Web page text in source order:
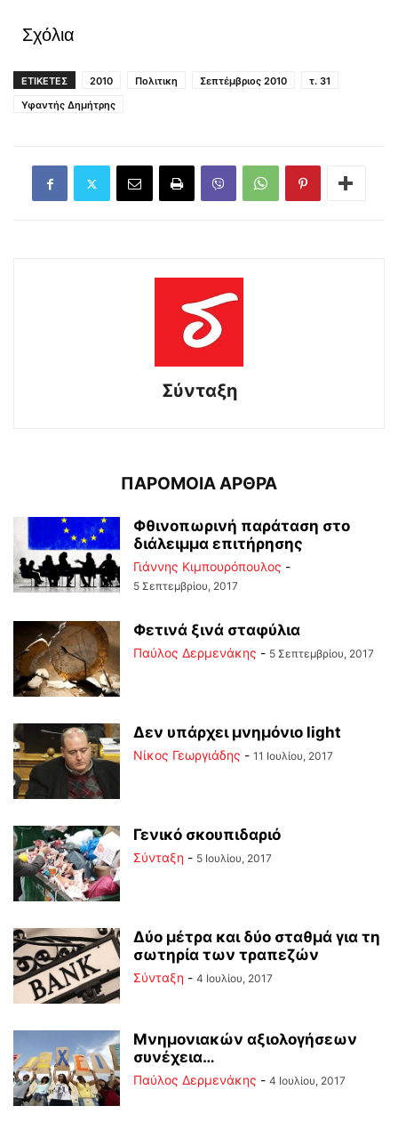
Σχόλια
ΕΤΙΚΕΤΕΣ 2010 Πολιτικη Σεπτέμβριος 2010
τ. 31
Υφαντής Δημήτρης
Σύνταξη
ΠΑΡΟΜΟΙΑ ΑΡΘΡΑ
Φθινοπωρινή παράταση στο
διάλειμμα επιτήρησης
Γιάννης Κιμπουρόπουλος -
5 Σεπτεμβρίου, 2017
Φετινά ξινά σταφύλια
Παύλος Δερμενάκης - 5 Σεπτεμβρίου, 2017
Δεν υπάρχει μνημόνιο light
Νίκος Γεωργιάδης - 11 Ιουλίου, 2017
Γενικό σκουπιδαριό
Σύνταξη - 5 Ιουλίου, 2017
Δύο μέτρα και δύο σταθμά για τη
σωτηρία των τραπεζών
Σύνταξη - 4 Ιουλίου, 2017
Μνημονιακών αξιολογήσεων
συνέχεια…
Παύλος Δερμενάκης - 4 Ιουλίου, 2017